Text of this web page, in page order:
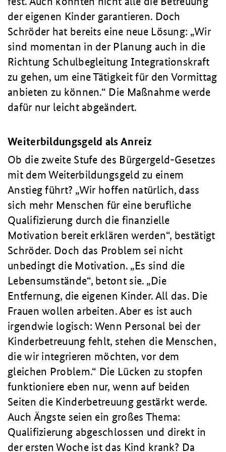
der eigenen Kinder garantieren. Doch
Schröder hat bereits eine neue Lösung: Wir
sind momentan in der Planung auch in die
Richtung Schulbegleitung Integrationskraft
zu gehen, um eine Tätigkeit für den Vormittag
anbieten zu können.
Die Maßnahme werde
dafür nur leicht abgeändert.
Weiterbildungsgeld als Anreiz
Ob die zweite Stufe des Bürgergeld-Gesetzes
mit dem Weiterbildungsgeld zu einem
Anstieg führt? Wir hoffen natürlich, dass
sich mehr Menschen für eine berufliche
Qualifizierung durch die finanzielle
Motivation bereit erklären werden , bestätigt
Schröder. Doch das Problem sei nicht
unbedingt die Motivation.
Es sind die
Lebensumstände , betont sie.
Die
Entfernung, die eigenen Kinder. All das. Die
Frauen wollen arbeiten. Aber es ist auch
irgendwie logisch: Wenn Personal bei der
Kinderbetreuung fehlt, stehen die Menschen,
die wir integrieren möchten, vor dem
gleichen Problem.
Die Lücken zu stopfen
funktioniere eben nur, wenn auf beiden
Seiten die Kinderbetreuung gestärkt werde.
Auch Ängste seien ein großes Thema:
Qualifizierung abgeschlossen und direkt in
der ersten Woche ist das Kind krank? Da